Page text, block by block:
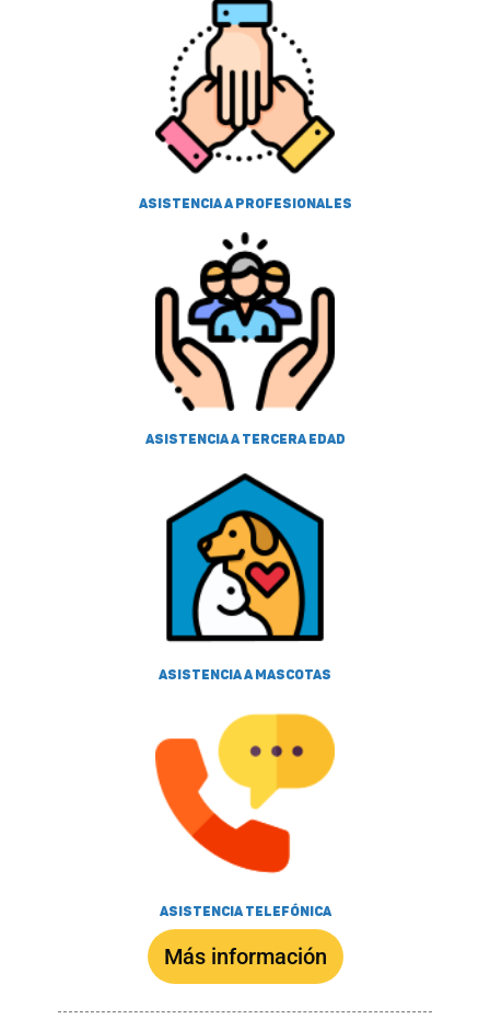
Asistencia a profesionales
Asistencia a tercera edad
Asistencia a mascotas
Asistencia telefónica
Más información